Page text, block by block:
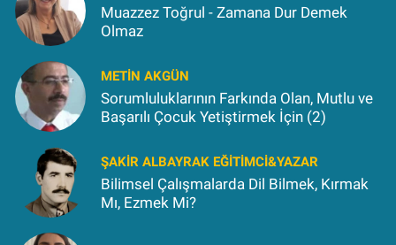
Muazzez Toğrul - Zamana Dur Demek
Olmaz
METIN AKGÜN
Sorumluluklarının Farkında Olan, Mutlu ve
Başarılı Çocuk Yetiştirmek İçin (2)
ŞAKIR ALBAYRAK EĞITIMCI&YAZAR
Bilimsel Çalışmalarda Dil Bilmek, Kırmak
Mı, Ezmek Mi?